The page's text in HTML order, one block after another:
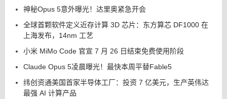
神秘Opus 5意外曝光！达里奥紧急开会
全球首颗软件定义近存计算 3D 芯片：东方算芯 DF1000 在
上海发布，14nm 工艺
小米 MiMo Code 官宣 7 月 26 日结束免费使用阶段
Claude Opus 5凌晨曝光！最快本周平替Fable5
纬创资通美国首家半导体工厂：投资 7 亿美元，生产英伟达
最强 AI 计算产品